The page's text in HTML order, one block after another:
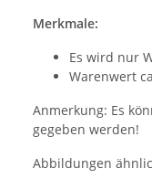
Merkmale:
Es wird nur
Warenwert
Anmerkung: Es
gegeben werden!
Abbildungen